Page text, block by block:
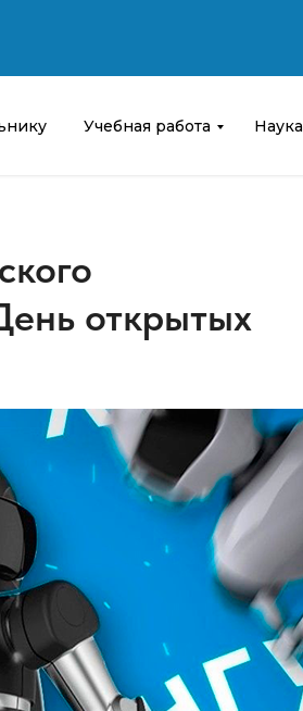
Учебная работа Наука
открытых